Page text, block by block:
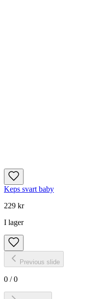
Keps svart baby
229 kr
I lager
Previous slide
0 /0